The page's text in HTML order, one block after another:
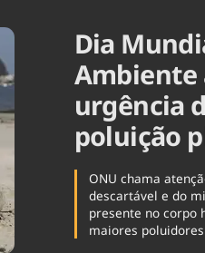
Dia
Ambiente
urgência
poluição
ONU chama
descartável e do
presente no corpo
maiores